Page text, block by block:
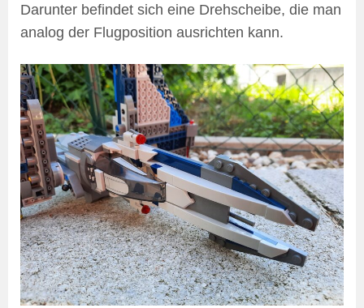
Darunter befindet sich eine Drehscheibe, die man
analog der Flugposition ausrichten kann.